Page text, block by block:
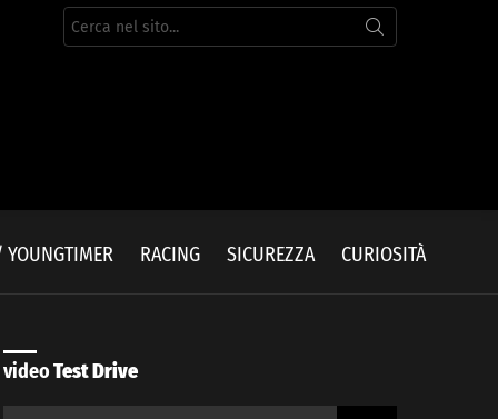
Cerca
per:
YOUNGTIMER RACING SICUREZZA CURIOSITÀ
videoTest Drive